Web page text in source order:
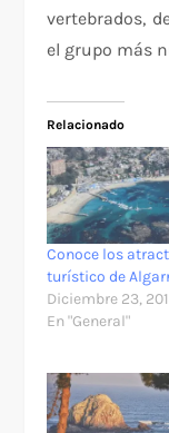
vertebrados,
el grupo más
Relacionado
Conoce los
turístico de
Diciembre 23,
En "General"